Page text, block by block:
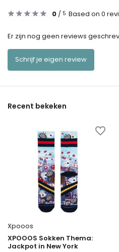
0 / 5 Based on 0
Er zijn nog geen reviews
Schrijf je eigen review
Recent bekeken
Xpooos
XPOOOS Sokken Thema:
Jackpot in New York